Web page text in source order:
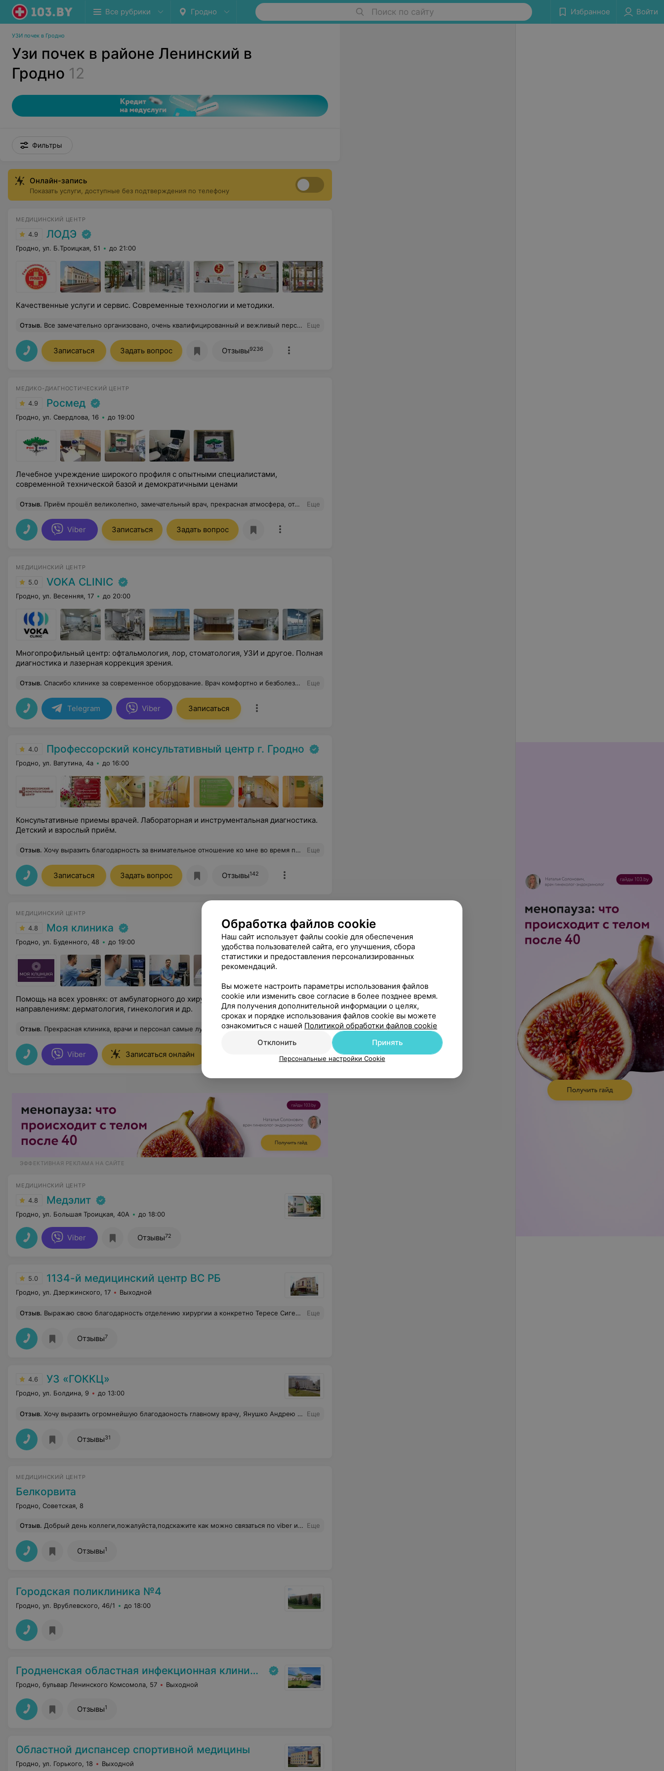
Все рубрики Гродно Поиск по сайту Избранное Войти
УЗИ почек в Гродно
Узи почек в районе Ленинский в
Гродно 12
Фильтры
Онлайн-запись
Показать услуги, доступные без подтверждения по телефону
МЕДИЦИНСКИЙ ЦЕНТР
4.9 ЛОДЭ
Гродно, ул. Б.Троицкая, 51 до 21:00
Качественные услуги и сервис. Современные технологии и методики.
Отзыв. Все замечательно организовано, очень квалифицированный и вежливый персонал Еще
Записаться Задать вопрос Отзывы9236
МЕДИКО-ДИАГНОСТИЧЕСКИЙ ЦЕНТР
4.9 Росмед
Гродно, ул. Свердлова, 16 до 19:00
Лечебное учреждение широкого профиля с опытными специалистами,
современной технической базой и демократичными ценами
Отзыв. Приём прошёл великолепно, замечательный врач, прекрасная атмосфера, отдельное спасибо помощнику Анне. Благодаря Яну Яновичу, сбылась мечта 16-летеей девочки в 53 года) От всей души рекомендую этого специалиста Еще
Viber Записаться Задать вопрос
МЕДИЦИНСКИЙ ЦЕНТР
5.0 VOKA CLINIC
Гродно, ул. Весенняя, 17 до 20:00
Многопрофильный центр: офтальмология, лор, стоматология, УЗИ и другое. Полная
диагностика и лазерная коррекция зрения.
Отзыв. Спасибо клинике за современное оборудование. Врач комфортно и безболезненно провела лазерную коагуляцию сетчатки. Еще
Telegram Viber Записаться
4.0 Профессорский консультативный центр г. Гродно
Гродно, ул. Ватутина, 4а до 16:00
Консультативные приемы врачей. Лабораторная и инструментальная диагностика.
Детский и взрослый приём.
Отзыв. Хочу выразить благодарность за внимательное отношение ко мне во время приёма врачу-узи Махнач Инне Чеславовне! Еще
Записаться Задать вопрос Отзывы142
МЕДИЦИНСКИЙ ЦЕНТР
4.8 Моя клиника
Гродно, ул. Буденного, 48 до 19:00
Помощь на всех уровнях: от амбулаторного до хирургического лечения по
направлениям: дерматология, гинекология и др.
Отзыв. Прекрасная клиника, врачи и персонал самые лучшие Еще
Viber Записаться онлайн
ЭФФЕКТИВНАЯ РЕКЛАМА НА САЙТЕ
МЕДИЦИНСКИЙ ЦЕНТР
4.8 Медэлит
Гродно, ул. Большая Троицкая, 40А до 18:00
Viber Отзывы72
5.0 1134-й медицинский центр ВС РБ
Гродно, ул. Дзержинского, 17 Выходной
Отзыв. Выражаю свою благодарность отделению хирургии а конкретно Тересе Сигезмундовне анастезиологу Андрею Александровичу за их профессионализм в работе а также всему личному составу отделения хирургии во главе с А А Еще
Отзывы7
4.6 УЗ «ГОККЦ»
Гродно, ул. Болдина, 9 до 13:00
Отзыв. Хочу выразить огромнейшую благодаоность главному врачу, Янушко Андрею Вячеславовичу, за проведенную операцию моему сыночку, спасибо Вам большое и низкий поклон, у Вас золотые руки и душа, как хорошо, что в наше нелегкое время есть такие люди. Дай Вам боженька здоровья на долгие годы. Спасибо ещё раз огромное от материнского сердца, да хранит Вас Господь. Еще
Отзывы31
МЕДИЦИНСКИЙ ЦЕНТР
Белкорвита
Гродно, Советская, 8
Отзыв. Добрый день коллеги,пожалуйста,подскажите как можно связаться по viber или эл.почте с Фроловой Ольгой Петровной. Заранее благодарна. Людмила Ивановна Еще
Отзывы1
Городская поликлиника №4
Гродно, ул. Врублевского, 46/1 до 18:00
Гродненская областная инфекционная клиническая больница
Гродно, бульвар Ленинского Комсомола, 57 Выходной
Отзывы1
Областной диспансер спортивной медицины
Гродно, ул. Горького, 18 Выходной
Обработка файлов cookie
Наш сайт использует файлы cookie для обеспечения
удобства пользователей сайта, его улучшения, сбора
статистики и предоставления персонализированных
рекомендаций.
Вы можете настроить параметры использования файлов
cookie или изменить свое согласие в более позднее время.
Для получения дополнительной информации о целях,
сроках и порядке использования файлов cookie вы можете
ознакомиться с нашей Политикой обработки файлов cookie
Отклонить
Принять
Персональные настройки Cookie